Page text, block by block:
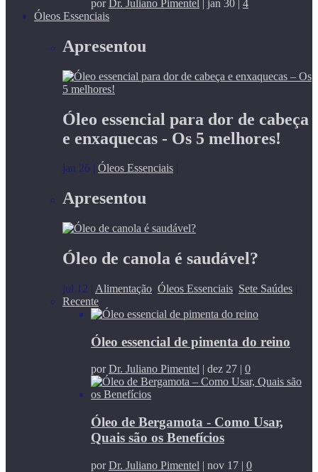
porDr. Juliano Pimentel | jan 30 | 4
Óleos Essenciais
Apresentou
Óleo essencial para dor de cabeça
e enxaquecas - Os 5 melhores!
jan 26 | Óleos Essenciais |
Apresentou
Óleo de canola é saudável?
jul 12 | Alimentação, Óleos Essenciais, Sete Saúdes |
Recente
Óleo essencial de pimenta do reino
porDr. Juliano Pimentel dez 27 0
Óleo de Bergamota - Como Usar,
Quais são os Benefícios
porDr. Juliano Pimentel | nov 17 | 0